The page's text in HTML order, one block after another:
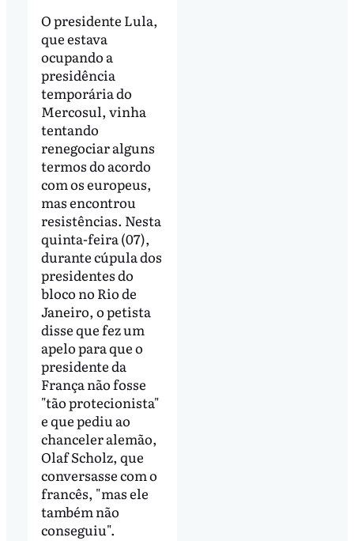
O presidente Lula,
que estava
ocupando a
presidência
temporária do
Mercosul, vinha
tentando
renegociar alguns
termos do acordo
com os europeus,
mas encontrou
resistências. Nesta
quinta-feira (07),
durante cúpula dos
presidentes do
bloco no Rio de
Janeiro, o petista
disse que fez um
apelo para que o
presidente da
França não fosse
"tão protecionista"
e que pediu ao
chanceler alemão,
Olaf Scholz, que
conversasse com o
francês, "mas ele
também não
conseguiu".